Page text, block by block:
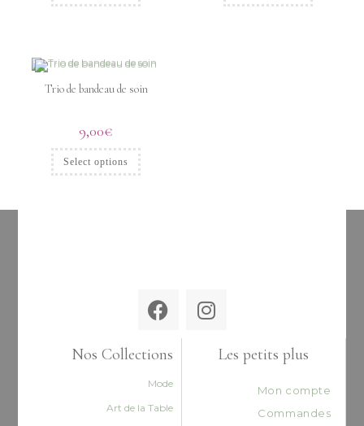
Trio de bandeau de soin
9,00€
Select options
Nos Collections
Mode
Art de la Table
Les petits plus
Mon compte
Commandes